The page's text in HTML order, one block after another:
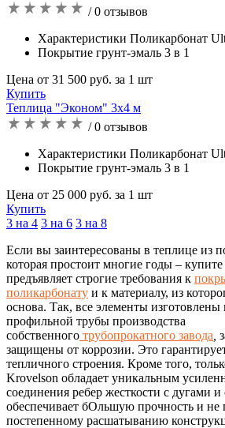
/ 0 отзывов
Характеристики Поликарбонат
Покрытие грунт-эмаль 3 в 1
Цена от 31 500 руб. за 1 шт
Купить
Теплица "Эконом" 3х4 м
/ 0 отзывов
Характеристики Поликарбонат
Покрытие грунт-эмаль 3 в 1
Цена от 25 000 руб. за 1 шт
Купить
3 на 4 3 на 6 3 на 8
Если вы заинтересованы в теплице из
которая простоит многие годы –
предъявляет строгие требования к
поликарбонату и к материалу, из
основа. Так, все элементы изготовлены
профильной трубы производства
собственного трубопрокатного завода
защищены от коррозии. Это
тепличного строения. Кроме того,
Krovelson обладает уникальным
соединения ребер жесткости с дугами
обеспечивает бОльшую прочность и не
постепенному расшатыванию